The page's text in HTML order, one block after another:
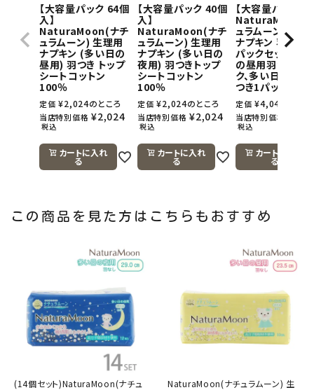
【大容量パック 64個
入】
NaturaMoon(ナチ
ュラムーン) 生理用
ナプキン (多い日の
昼用) 羽つき トップ
シートコットン
100％
定価 ¥2,024のところ
当店特別価格 ¥2,024
税込
カートに入れ
る
【大容量パック 40個
入】
NaturaMoon(ナチ
ュラムーン) 生理用
ナプキン (多い日の
夜用) 羽つきトップ
シートコットン
100％
定価 ¥2,024のところ
当店特別価格 ¥2,024
税込
カートに入れ
る
【大容量パック】
NaturaMoon(
ュラムーン) 生理
ナプキン 羽つき
パックセット(多
の昼用羽つき1パ
ク、多い日の夜
つき1パック)
定価 ¥4,048
当店特別価格
税込
カートに入れ
る
この商品を見た方はこちらもおすすめ
(14個セット)NaturaMoon(ナチュ
NaturaMoon(ナチュラムーン) 生